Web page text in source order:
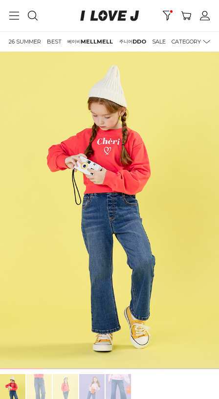
26 SUMMER BEST 베이비MELLMELL 주니어DDO SALE CATEGORY